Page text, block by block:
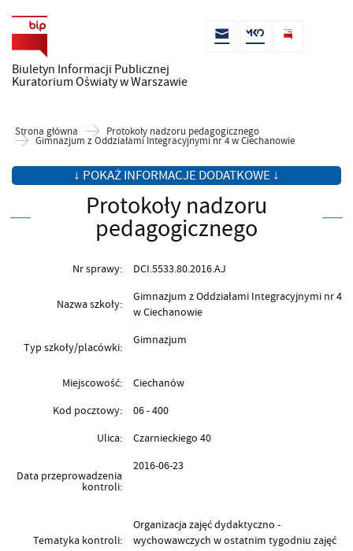
Biuletyn Informacji Publicznej
Kuratorium Oświaty w Warszawie
Strona główna Protokoły nadzoru pedagogicznego
Gimnazjum z Oddziałami Integracyjnymi nr 4 w Ciechanowie
↓ POKAŻ INFORMACJE DODATKOWE ↓
Protokoły nadzoru
pedagogicznego
Nr sprawy: DCI.5533.80.2016.AJ
Nazwa szkoły:
Gimnazjum z Oddziałami Integracyjnymi nr 4
w Ciechanowie
Typ szkoły/placówki:
Gimnazjum
Miejscowość:
Ciechanów
Kod pocztowy:
06 - 400
Ulica:
Czarnieckiego 40
Data przeprowadzenia
kontroli:
2016-06-23
Tematyka kontroli:
Organizacja zajęć dydaktyczno -
wychowawczych w ostatnim tygodniu zajęć